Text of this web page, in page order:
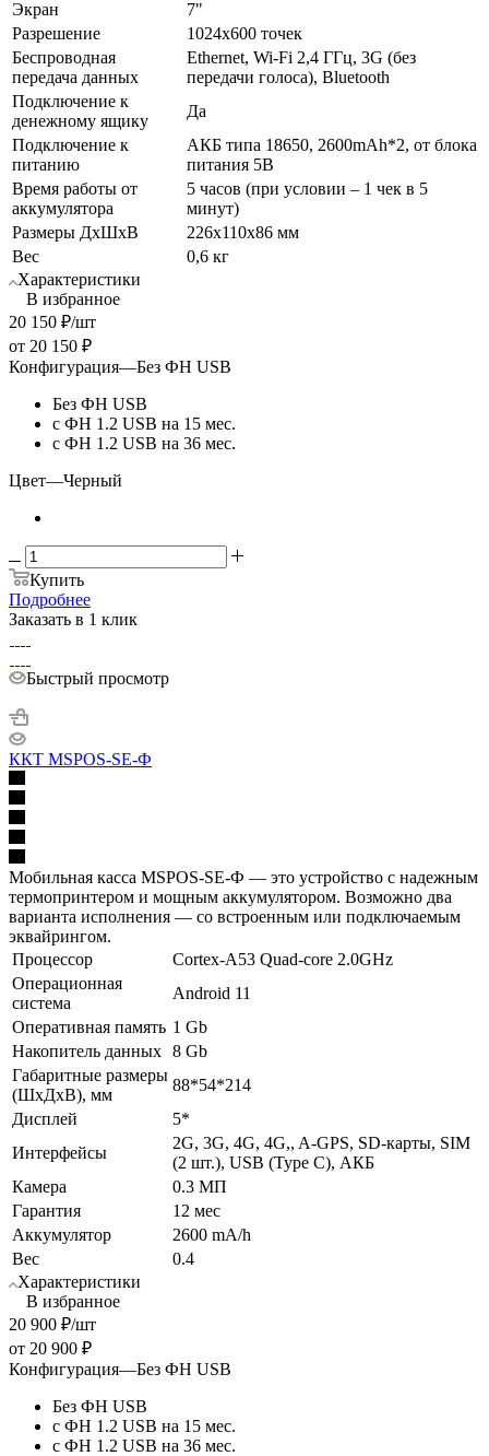
Экран
7"
Разрешение
1024х600 точек
Беспроводная
передача данных
Ethernet, Wi-Fi 2,4 ГГц, 3G (без
передачи голоса), Bluetooth
Подключение к
денежному ящику
Да
Подключение к
питанию
АКБ типа 18650, 2600mAh*2, от блока
питания 5В
Время работы от
аккумулятора
5 часов (при условии – 1 чек в 5
минут)
Размеры ДхШхВ
226х110х86 мм
Вес
0,6 кг
Характеристики
В избранное
20 150 ₽/шт
от 20 150 ₽
Конфигурация—Без ФН USB
Без ФН USB
с ФН 1.2 USB на 15 мес.
с ФН 1.2 USB на 36 мес.
Цвет—Черный
Купить
Подробнее
Заказать в 1 клик
Быстрый просмотр
ККТ MSPOS-SE-Ф
Мобильная касса MSPOS-SE-Ф — это устройство с надежным
термопринтером и мощным аккумулятором. Возможно два
варианта исполнения — со встроенным или подключаемым
эквайрингом.
Процессор
Cortex-A53 Quad-core 2.0GHz
Операционная
система
Android 11
Оперативная память 1 Gb
Накопитель данных 8 Gb
Габаритные размеры
(ШхДхВ), мм
88*54*214
Дисплей
5*
Интерфейсы
2G, 3G, 4G, 4G,, A-GPS, SD-карты, SIM
(2 шт.), USB (Type C), АКБ
Камера
0.3 МП
Гарантия
12 мес
Аккумулятор
2600 mA/h
Вес
0.4
Характеристики
В избранное
20 900 ₽/шт
от 20 900 ₽
Конфигурация—Без ФН USB
Без ФН USB
с ФН 1.2 USB на 15 мес.
с ФН 1.2 USB на 36 мес.